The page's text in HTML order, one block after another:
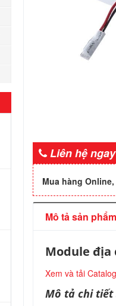
Liên hệ
Mua hàng
Mô tả sản phẩm
Module địa
Xem và tải
Mô tả chi tiết